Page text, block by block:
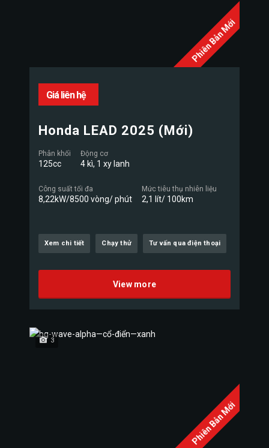
Phiên Bản Mới
Giá liên hệ
Honda LEAD 2025 (Mới)
Phân khối
125cc
Động cơ
4 kì, 1 xy lanh
Công suất tối đa
8,22kW/8500 vòng/ phút
Mức tiêu thụ nhiên liệu
2,1 lít/ 100km
Xem chi tiết Chạy thử Tư vấn qua điện thoại
View more
Phiên Bản Mới
3